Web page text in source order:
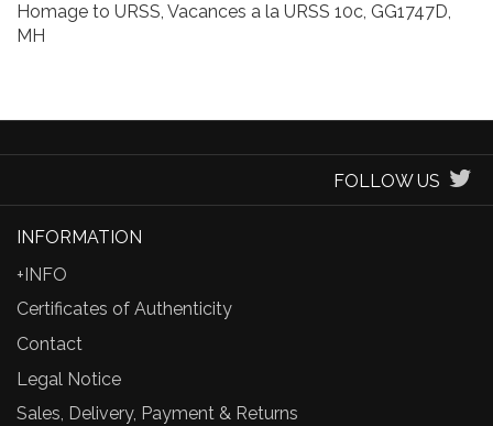
Homage to URSS, Vacances a la URSS 10c, GG1747D,
MH
FOLLOW US
INFORMATION
+INFO
Certificates of Authenticity
Contact
Legal Notice
Sales, Delivery, Payment & Returns